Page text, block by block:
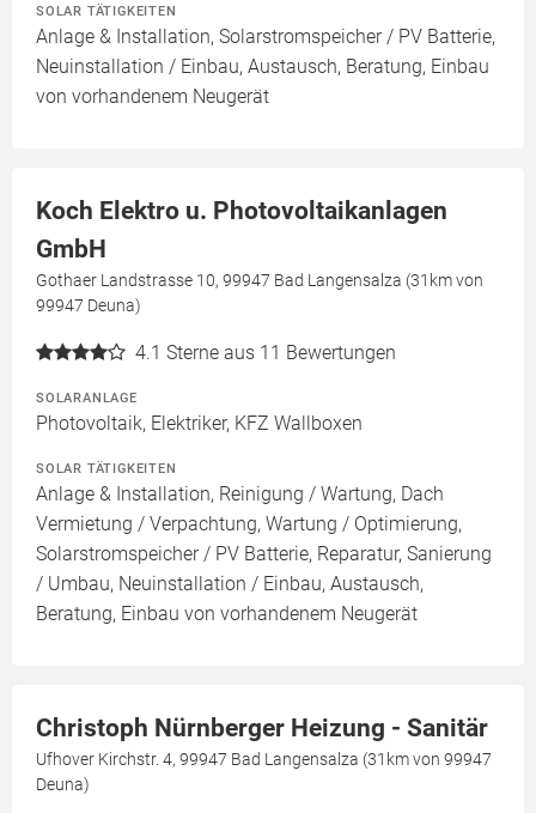
SOLAR TÄTIGKEITEN
Anlage & Installation, Solarstromspeicher / PV Batterie,
Neuinstallation / Einbau, Austausch, Beratung, Einbau
von vorhandenem Neugerät
Koch Elektro u. Photovoltaikanlagen
GmbH
Gothaer Landstrasse 10, 99947 Bad Langensalza (31km von
99947 Deuna)
4.1 Sterne aus 11 Bewertungen
SOLARANLAGE
Photovoltaik, Elektriker, KFZ Wallboxen
SOLAR TÄTIGKEITEN
Anlage & Installation, Reinigung / Wartung, Dach
Vermietung / Verpachtung, Wartung / Optimierung,
Solarstromspeicher / PV Batterie, Reparatur, Sanierung
/ Umbau, Neuinstallation / Einbau, Austausch,
Beratung, Einbau von vorhandenem Neugerät
Christoph Nürnberger Heizung - Sanitär
Ufhover Kirchstr. 4, 99947 Bad Langensalza (31km von 99947
Deuna)